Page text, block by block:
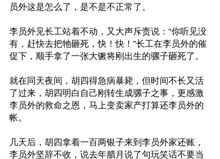
员外这是怎么了，是不是不正常了。
李员外见长工站着不动，又大声斥责说：“你听见没
有，赶快去把牠砸死，快！快！”长工在李员外的催
促下，顺手拿了一张大镢将刚出生的骡子砸死了。
就在同天夜间，胡四得急病暴毙，但时间不长又活
了过来，胡四明白自己刚转生成骡子之事，更感激
李员外的救命之恩，马上变卖家产打算还李员外的
帐。
几天后，胡四拿着一百两银子来到李员外家还账，
李员外坚辞不收，说去年腊月说了句玩笑话不要当